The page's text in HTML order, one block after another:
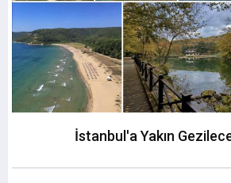
İstanbul'a Yakın